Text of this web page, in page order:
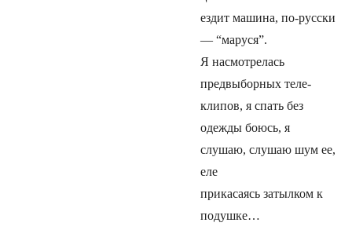
ездит машина, по-русски
— “маруся”.
Я насмотрелась
предвыборных теле-
клипов, я спать без
одежды боюсь, я
слушаю, слушаю шум ее,
еле
прикасаясь затылком к
подушке…